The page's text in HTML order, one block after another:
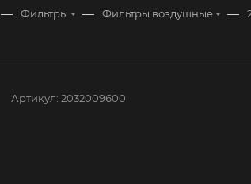
— Фильтры — Фильтры воздушные —
Артикул: 2032009600